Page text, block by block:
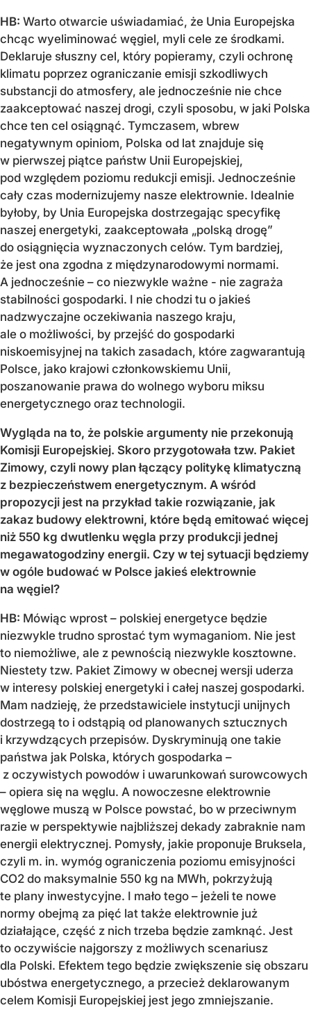
HB: Warto otwarcie uświadamiać, że Unia Europejska
chcąc wyeliminować węgiel, myli cele ze środkami.
Deklaruje słuszny cel, który popieramy, czyli ochronę
klimatu poprzez ograniczanie emisji szkodliwych
substancji do atmosfery, ale jednocześnie nie chce
zaakceptować naszej drogi, czyli sposobu, w jaki Polska
chce ten cel osiągnąć. Tymczasem, wbrew
negatywnym opiniom, Polska od lat znajduje się
w pierwszej piątce państw Unii Europejskiej,
pod względem poziomu redukcji emisji. Jednocześnie
cały czas modernizujemy nasze elektrownie. Idealnie
byłoby, by Unia Europejska dostrzegając specyfikę
naszej energetyki, zaakceptowała „polską drogę”
do osiągnięcia wyznaczonych celów. Tym bardziej,
że jest ona zgodna z międzynarodowymi normami.
A jednocześnie – co niezwykle ważne - nie zagraża
stabilności gospodarki. I nie chodzi tu o jakieś
nadzwyczajne oczekiwania naszego kraju,
ale o możliwości, by przejść do gospodarki
niskoemisyjnej na takich zasadach, które zagwarantują
Polsce, jako krajowi członkowskiemu Unii,
poszanowanie prawa do wolnego wyboru miksu
energetycznego oraz technologii.
Wygląda na to, że polskie argumenty nie przekonują
Komisji Europejskiej. Skoro przygotowała tzw. Pakiet
Zimowy, czyli nowy plan łączący politykę klimatyczną
z bezpieczeństwem energetycznym. A wśród
propozycji jest na przykład takie rozwiązanie, jak
zakaz budowy elektrowni, które będą emitować więcej
niż 550 kg dwutlenku węgla przy produkcji jednej
megawatogodziny energii. Czy w tej sytuacji będziemy
w ogóle budować w Polsce jakieś elektrownie
na węgiel?
HB: Mówiąc wprost – polskiej energetyce będzie
niezwykle trudno sprostać tym wymaganiom. Nie jest
to niemożliwe, ale z pewnością niezwykle kosztowne.
Niestety tzw. Pakiet Zimowy w obecnej wersji uderza
w interesy polskiej energetyki i całej naszej gospodarki.
Mam nadzieję, że przedstawiciele instytucji unijnych
dostrzegą to i odstąpią od planowanych sztucznych
i krzywdzących przepisów. Dyskryminują one takie
państwa jak Polska, których gospodarka –
z oczywistych powodów i uwarunkowań surowcowych
– opiera się na węglu. A nowoczesne elektrownie
węglowe muszą w Polsce powstać, bo w przeciwnym
razie w perspektywie najbliższej dekady zabraknie nam
energii elektrycznej. Pomysły, jakie proponuje Bruksela,
czyli m. in. wymóg ograniczenia poziomu emisyjności
CO2 do maksymalnie 550 kg na MWh, pokrzyżują
te plany inwestycyjne. I mało tego – jeżeli te nowe
normy obejmą za pięć lat także elektrownie już
działające, część z nich trzeba będzie zamknąć. Jest
to oczywiście najgorszy z możliwych scenariusz
dla Polski. Efektem tego będzie zwiększenie się obszaru
ubóstwa energetycznego, a przecież deklarowanym
celem Komisji Europejskiej jest jego zmniejszanie.